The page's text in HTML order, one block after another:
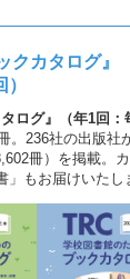
クカタログ』
ログ』（年1回：
。236社の出版社
冊）を掲載。
もお届けいたし